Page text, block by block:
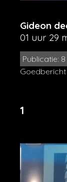
Gideon
01 uur 29
Publicatie:
1